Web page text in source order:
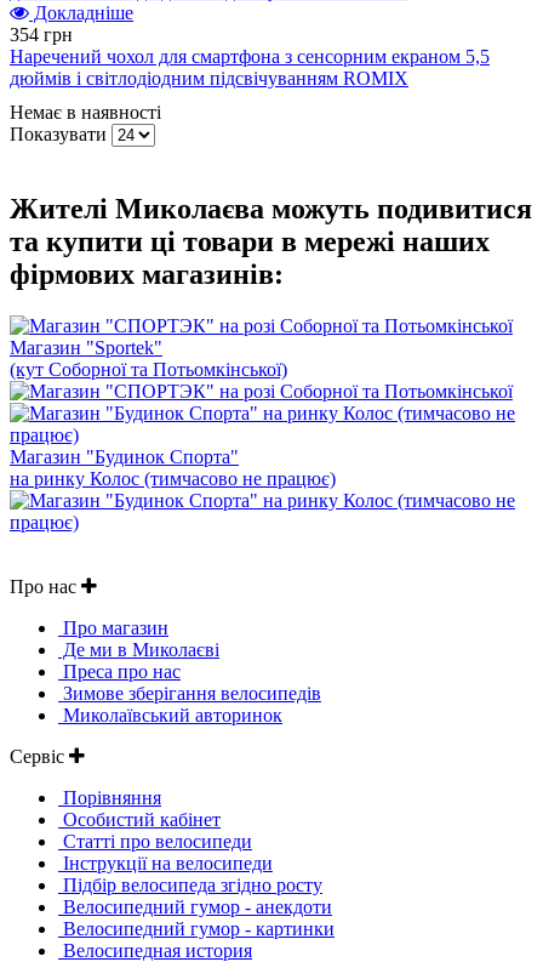
Докладніше
354 грн
Наречений чохол для смартфона з сенсорним екраном 5,5
дюймів і світлодіодним підсвічуванням ROMIX
Немає в наявності
Показувати
Жителі Миколаєва можуть подивитися
та купити ці товари в мережі наших
фірмових магазинів:
Магазин "Sportek"
(кут Соборної та Потьомкінської)
Магазин "Будинок Спорта"
на ринку Колос (тимчасово не працює)
Про нас
Про магазин
Де ми в Миколаєві
Преса про нас
Зимове зберігання велосипедів
Миколаївський авторинок
Сервіс
Порівняння
Особистий кабінет
Статті про велосипеди
Інструкції на велосипеди
Підбір велосипеда згідно росту
Велосипедний гумор - анекдоти
Велосипедний гумор - картинки
Велосипедная история